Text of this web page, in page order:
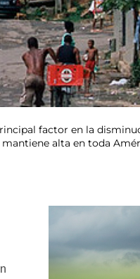
factor en la
alta en toda